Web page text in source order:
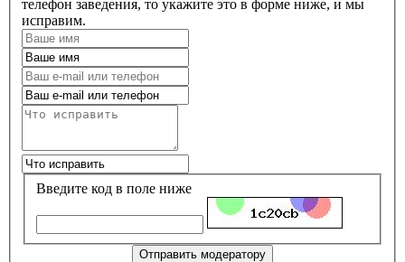
телефон заведения, то укажите это в форме ниже, и мы
исправим.
Введите код в поле ниже
Отправить модератору